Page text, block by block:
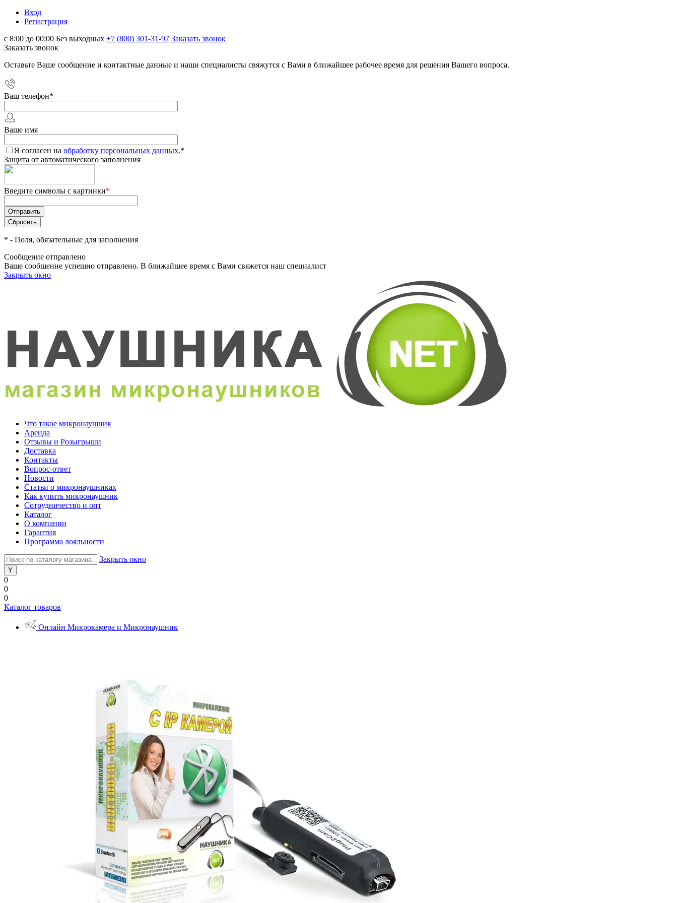
Вход
Регистрация
с 8:00 до 00:00 Без выходных +7 (800) 301-31-97 Заказать звонок
Заказать звонок
Оставьте Ваше сообщение и контактные данные и наши специалисты свяжутся с Вами в ближайшее рабочее время для решения Вашего вопроса.
Ваш телефон*
Ваше имя
Я согласен на обработку персональных данных.*
Защита от автоматического заполнения
Введите символы с картинки*
* - Поля, обязательные для заполнения
Сообщение отправлено
Ваше сообщение успешно отправлено. В ближайшее время с Вами свяжется наш специалист
Закрыть окно
Что такое микронаушник
Аренда
Отзывы и Розыгрыши
Доставка
Контакты
Вопрос-ответ
Новости
Статьи о микронаушниках
Как купить микронаушник
Сотрудничество и опт
Каталог
О компании
Гарантия
Программа лояльности
Закрыть окно
0
0
0
Каталог товаров
Онлайн Микрокамера и Микронаушник